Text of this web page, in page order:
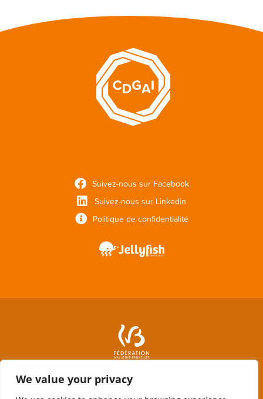
We value your privacy
Suivez-nous sur Facebook
Suivez-nous sur Linkedin
Politique de confidentialité